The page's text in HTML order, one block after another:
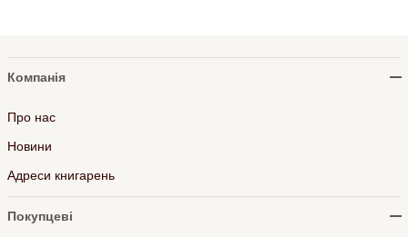
Компанія
Про нас
Новини
Адреси книгарень
Покупцеві